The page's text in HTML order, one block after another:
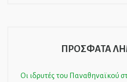
ΠΡΟΣΦΑΤΑ
Οι ιδρυτές του Παναθηναϊκού